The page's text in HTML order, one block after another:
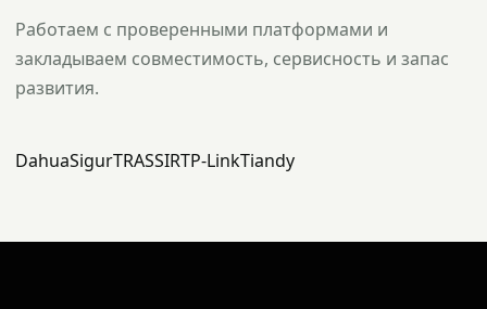
Работаем с проверенными платформами и
закладываем совместимость, сервисность и запас
развития.
DahuaSigurTRASSIRTP-LinkTiandy